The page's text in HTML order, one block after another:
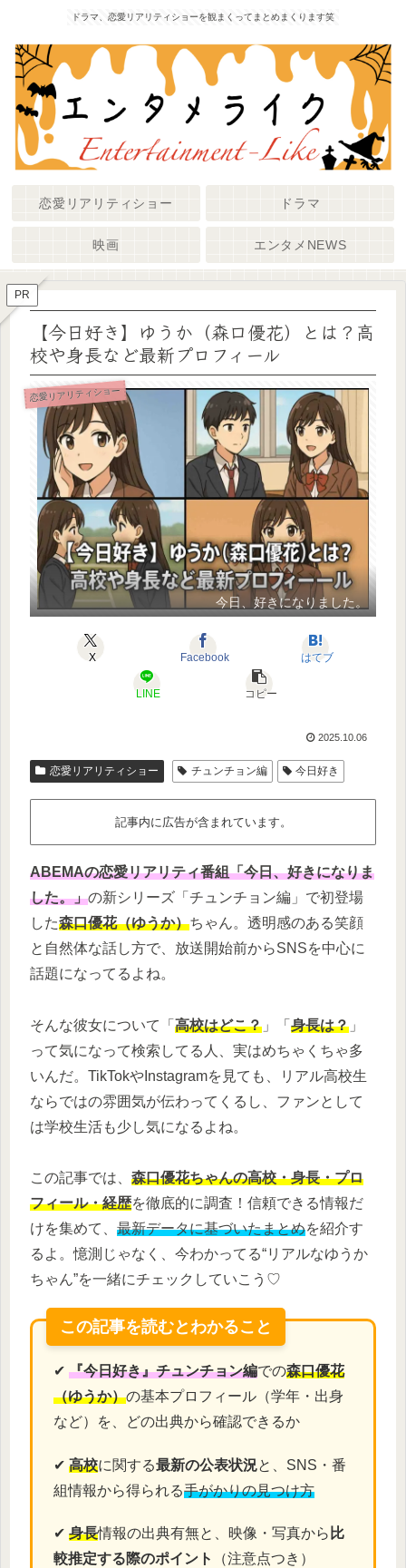
ドラマ、恋愛リアリティショーを観まくってまとめまくります笑
恋愛リアリティショー ドラマ
映画 エンタメNEWS
PR
【今日好き】ゆうか（森口優花）とは？高
校や身長など最新プロフィール
恋愛リアリティショー
今日、好きになりました。
X Facebook はてブ
LINE コピー
2025.10.06
恋愛リアリティショー チュンチョン編 今日好き
記事内に広告が含まれています。
ABEMAの恋愛リアリティ番組「今日、好きになりま
した。」の新シリーズ「チュンチョン編」で初登場
した森口優花（ゆうか）ちゃん。透明感のある笑顔
と自然体な話し方で、放送開始前からSNSを中心に
話題になってるよね。
そんな彼女について「 高校はどこ？ 」「 身長は？ 」
って気になって検索してる人、実はめちゃくちゃ多
いんだ。TikTokやInstagramを見ても、リアル高校生
ならではの雰囲気が伝わってくるし、ファンとして
は学校生活も少し気になるよね。
この記事では、 森口優花ちゃんの高校・身長・プロ
フィール・経歴を徹底的に調査！信頼できる情報だ
けを集めて、 最新データに基づいたまとめを紹介す
るよ。憶測じゃなく、今わかってる“リアルなゆうか
ちゃん”を一緒にチェックしていこう♡
この記事を読むとわかること
✔『今日好き』チュンチョン編での森口優花
（ゆうか）の基本プロフィール（学年・出身
など）を、どの出典から確認できるか
✔高校に関する最新の公表状況と、SNS・番
組情報から得られる手がかりの見つけ方
✔身長情報の出典有無と、映像・写真から 比
較推定する際のポイント
（注意点つき）